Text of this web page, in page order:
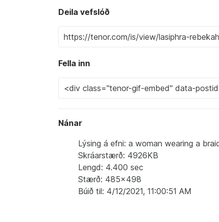
Deila vefslóð
Fella inn
Nánar
Lýsing á efni: a woman wearing a
Skráarstærð: 4926KB
Lengd: 4.400 sec
Stærð: 485x498
Búið til: 4/12/2021, 11:00:51 AM